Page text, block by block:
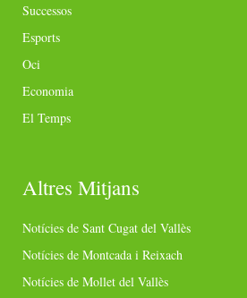
Successos
Esports
Oci
Economia
El Temps
Altres Mitjans
Notícies de Sant Cugat del Vallès
Notícies de Montcada i Reixach
Notícies de Mollet del Vallès